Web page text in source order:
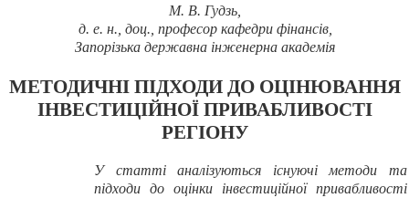
М. В. Гудзь,
д. е. н., доц., професор кафедри фінансів,
Запорізька державна інженерна академія
МЕТОДИЧНІ ПІДХОДИ ДО ОЦІНЮВАННЯ
ІНВЕСТИЦІЙНОЇ ПРИВАБЛИВОСТІ
РЕГІОНУ
У статті аналізуються існуючі методи та
підходи до оцінки інвестиційної привабливості